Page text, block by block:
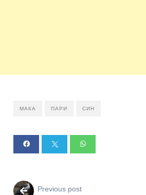
МАКА ПАРИ СИН
Previous post